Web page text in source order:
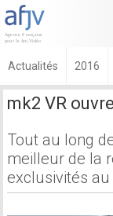
Actualités 2016
mk2 VR
Tout au long
meilleur de la
exclusivités au